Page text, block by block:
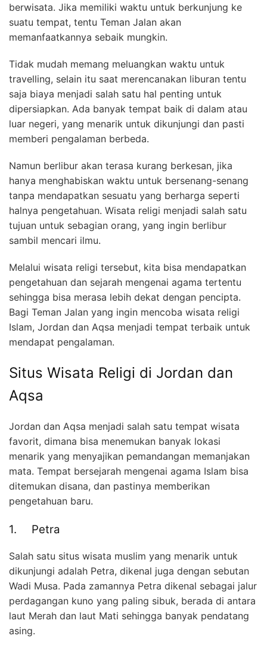
berwisata. Jika memiliki waktu untuk berkunjung ke
suatu tempat, tentu Teman Jalan akan
memanfaatkannya sebaik mungkin.
Tidak mudah memang meluangkan waktu untuk
travelling, selain itu saat merencanakan liburan tentu
saja biaya menjadi salah satu hal penting untuk
dipersiapkan. Ada banyak tempat baik di dalam atau
luar negeri, yang menarik untuk dikunjungi dan pasti
memberi pengalaman berbeda.
Namun berlibur akan terasa kurang berkesan, jika
hanya menghabiskan waktu untuk bersenang-senang
tanpa mendapatkan sesuatu yang berharga seperti
halnya pengetahuan. Wisata religi menjadi salah satu
tujuan untuk sebagian orang, yang ingin berlibur
sambil mencari ilmu.
Melalui wisata religi tersebut, kita bisa mendapatkan
pengetahuan dan sejarah mengenai agama tertentu
sehingga bisa merasa lebih dekat dengan pencipta.
Bagi Teman Jalan yang ingin mencoba wisata religi
Islam, Jordan dan Aqsa menjadi tempat terbaik untuk
mendapat pengalaman.
Situs Wisata Religi di Jordan dan
Aqsa
Jordan dan Aqsa menjadi salah satu tempat wisata
favorit, dimana bisa menemukan banyak lokasi
menarik yang menyajikan pemandangan memanjakan
mata. Tempat bersejarah mengenai agama Islam bisa
ditemukan disana, dan pastinya memberikan
pengetahuan baru.
1. Petra
Salah satu situs wisata muslim yang menarik untuk
dikunjungi adalah Petra, dikenal juga dengan sebutan
Wadi Musa. Pada zamannya Petra dikenal sebagai jalur
perdagangan kuno yang paling sibuk, berada di antara
laut Merah dan laut Mati sehingga banyak pendatang
asing.